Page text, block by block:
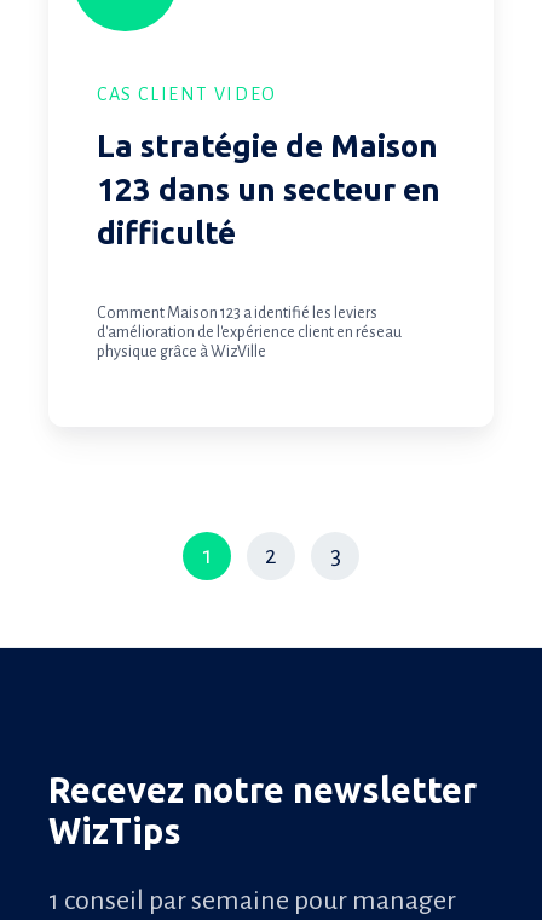
CAS CLIENT VIDEO
La stratégie de Maison
123 dans un secteur en
difficulté
Comment Maison 123 a identifié les leviers
d'amélioration de l'expérience client en réseau
physique grâce à WizVille
1 2 3
Recevez notre newsletter
WizTips
1 conseil par semaine pour manager